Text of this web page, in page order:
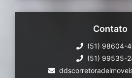
Contato
(51) 98604-
(51) 99535-